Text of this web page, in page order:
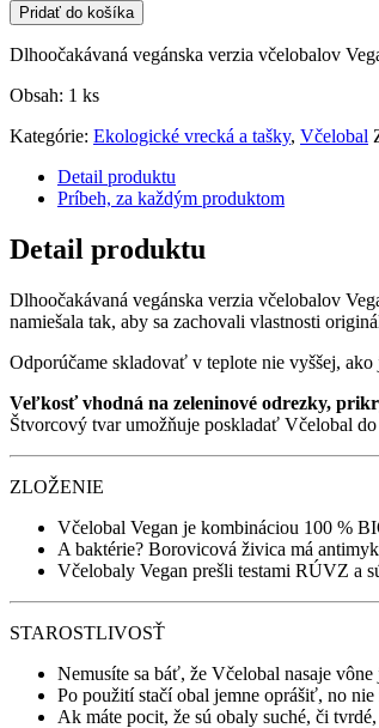
Pridať do košíka
Dlhoočakávaná vegánska verzia včelobalov
Obsah: 1 ks
Kategórie: Ekologické vrecká a tašky, Včelobal
Detail produktu
Príbeh, za každým produktom
Detail produktu
Dlhoočakávaná vegánska verzia včelobalov
namiešala tak, aby sa zachovali vlastnosti
Odporúčame skladovať v teplote nie vyššej,
Veľkosť vhodná na zeleninové odrezky,
Štvorcový tvar umožňuje poskladať Včelobal
ZLOŽENIE
Včelobal Vegan je kombináciou 100 %
A baktérie? Borovicová živica má
Včelobaly Vegan prešli testami RÚVZ a
STAROSTLIVOSŤ
Nemusíte sa báť, že Včelobal nasaje
Po použití stačí obal jemne oprášiť, no
Ak máte pocit, že sú obaly suché, či